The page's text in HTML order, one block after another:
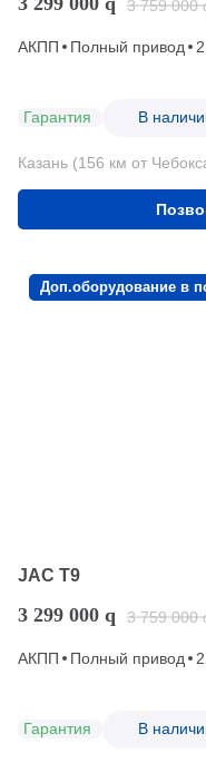
3 759 000
АКПП Полный привод
Гарантия В
Казань (156 км от
Доп.оборудование в
JAC T9
3 299 000 q 3 759 000
АКПП Полный привод
Гарантия В